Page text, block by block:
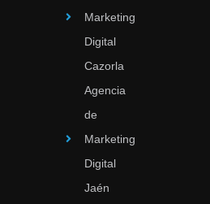
Marketing
Digital
Cazorla
Agencia
de
Marketing
Digital
Jaén